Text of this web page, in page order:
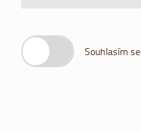
Souhlasím se